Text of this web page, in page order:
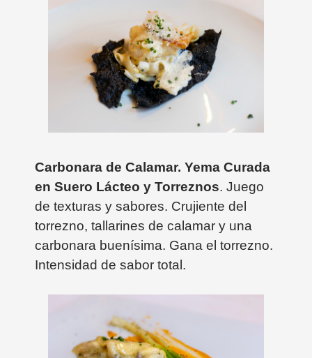
Carbonara de Calamar. Yema Curada
en Suero Lácteo y Torreznos. Juego
de texturas y sabores. Crujiente del
torrezno, tallarines de calamar y una
carbonara buenísima. Gana el torrezno.
Intensidad de sabor total.